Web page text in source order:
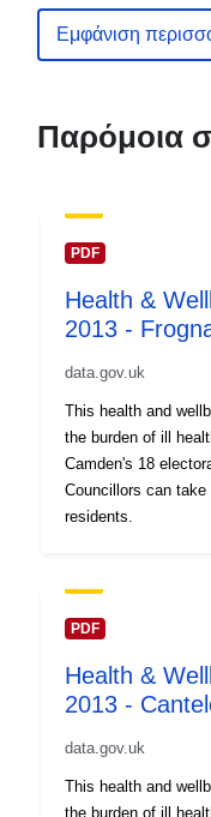
uriRef:
Εμφάνιση
Παρόμοια
PDF
Health &
2013 -
data.gov.uk
This health and
the burden of ill
Camden's 18
Councillors can
residents.
PDF
Health &
2013 -
data.gov.uk
This health and
the burden of ill